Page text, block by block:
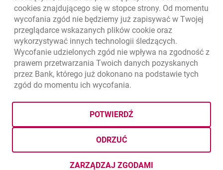
Ochrona danychotwiera się w nowej karcie
Ustawieniacookies
Mapa stronyotwiera się w nowej karcie
© Bank Millennium SA
Goodieotwiera się w nowej karcie
Twitterotwiera się w nowej karcie
YouTubeotwiera się w nowej karcie
LinkedIn
cookies znajdującego się w stopce strony. Od momentu
wycofania zgód nie będziemy już zapisywać w Twojej
przeglądarce wskazanych plików cookie oraz
wykorzystywać innych technologii śledzących.
Wycofanie udzielonych zgód nie wpływa na zgodność z
prawem przetwarzania Twoich danych pozyskanych
przez Bank, którego już dokonano na podstawie tych
zgód do momentu ich wycofania.
ZARZĄDZAJ ZGODAMI
ODRZUĆ
POTWIERDŹ